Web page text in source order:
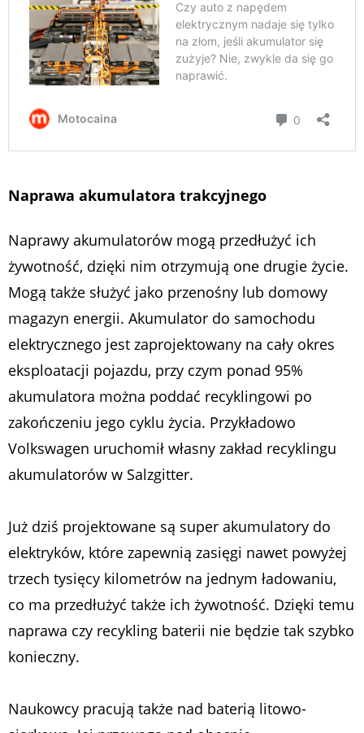
Naprawa akumulatora trakcyjnego
Naprawy akumulatorów mogą przedłużyć ich
żywotność, dzięki nim otrzymują one drugie życie.
Mogą także służyć jako przenośny lub domowy
magazyn energii. Akumulator do samochodu
elektrycznego jest zaprojektowany na cały okres
eksploatacji pojazdu, przy czym ponad 95%
akumulatora można poddać recyklingowi po
zakończeniu jego cyklu życia. Przykładowo
Volkswagen uruchomił własny zakład recyklingu
akumulatorów w Salzgitter.
Już dziś projektowane są super akumulatory do
elektryków, które zapewnią zasięgi nawet powyżej
trzech tysięcy kilometrów na jednym ładowaniu,
co ma przedłużyć także ich żywotność. Dzięki temu
naprawa czy recykling baterii nie będzie tak szybko
konieczny.
Naukowcy pracują także nad baterią litowo-